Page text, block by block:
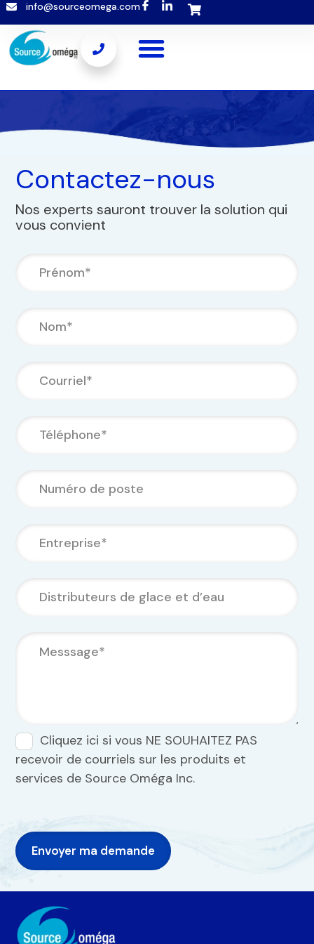
info@sourceomega.com
Popup template not selected
Contactez-nous
Nos experts sauront trouver la solution qui
vous convient
Cliquez ici si vous NE SOUHAITEZ PAS
recevoir de courriels sur les produits et
services de Source Oméga Inc.